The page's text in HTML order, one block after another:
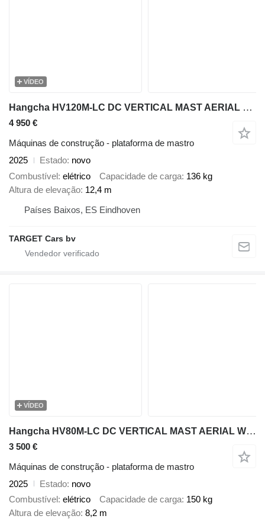
VÍDEO
Hangcha HV120M-LC DC VERTICAL MAST AERIAL WORK LIFT PLATFORM 1240CM 2025
4 950 €
Máquinas de construção - plataforma de mastro
2025
Estado novo
Combustível elétrico Capacidade de carga 136 kg
Altura de elevação 12,4 m
Países Baixos, ES Eindhoven
TARGET Cars bv
VÍDEO
Hangcha HV80M-LC DC VERTICAL MAST AERIAL WORK LIFT PLATFORM 820CM 2025 8
3 500 €
Máquinas de construção - plataforma de mastro
2025
Estado novo
Combustível elétrico Capacidade de carga 150 kg
Altura de elevação 8,2 m